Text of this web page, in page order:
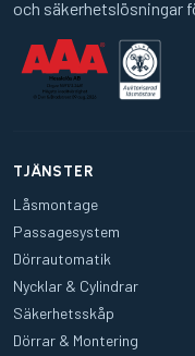
och säkerhetslösningar
TJÄNSTER
Låsmontage
Passagesystem
Dörrautomatik
Nycklar & Cylindrar
Säkerhetsskåp
Dörrar & Montering